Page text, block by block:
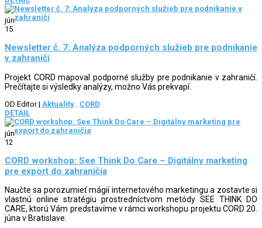
jún
15
Newsletter č. 7: Analýza podporných služieb pre podnikanie
v zahraničí
Projekt CORD mapoval podporné služby pre podnikanie v zahraničí.
Prečítajte si výsledky analýzy, možno Vás prekvapí.
OD Editor| Aktuality
CORD
DETAIL
jún
12
CORD workshop: See Think Do Care – Digitálny marketing
pre export do zahraničia
Naučte sa porozumieť mágií internetového marketingu a zostavte si
vlastnú online stratégiu prostredníctvom metódy SEE THINK DO
CARE, ktorú Vám predstavíme v rámci workshopu projektu CORD 20.
júna v Bratislave.